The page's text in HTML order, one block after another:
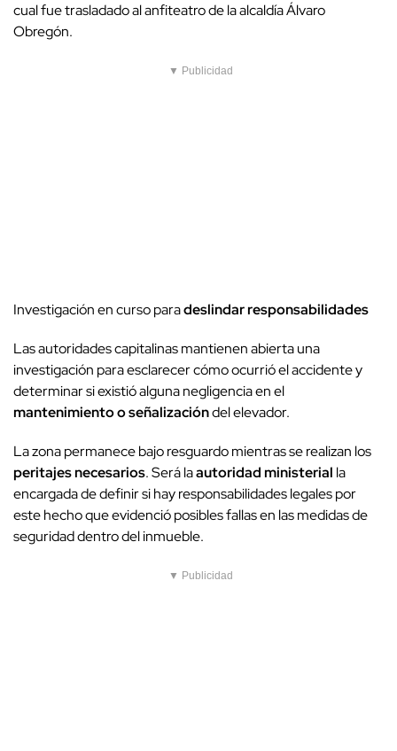
cual fue trasladado al anfiteatro de la alcaldía Álvaro
Obregón.
▼ Publicidad
Investigación en curso paradeslindar responsabilidades
Las autoridades capitalinas mantienen abierta una
investigación para esclarecer cómo ocurrió el accidente y
determinar si existió alguna negligencia en el
mantenimiento o señalizacióndel elevador.
La zona permanece bajo resguardo mientras se realizan los
peritajes necesarios. Será laautoridad ministerial la
encargada de definir si hay responsabilidades legales por
este hecho que evidenció posibles fallas en las medidas de
seguridad dentro del inmueble.
▼ Publicidad